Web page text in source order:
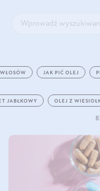
JAK PIĆ OLEJ
JABŁKOWY OLEJ Z